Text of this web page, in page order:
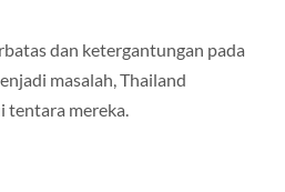
dan ketergantungan pada
masalah, Thailand
tentara mereka.